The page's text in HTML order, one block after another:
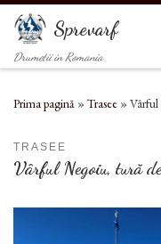
Sari la conținut
Sprevarf
Drumetii in Romania
Prima pagină »Trasee »Vârful
TRASEE
Vârful Negoiu, tură